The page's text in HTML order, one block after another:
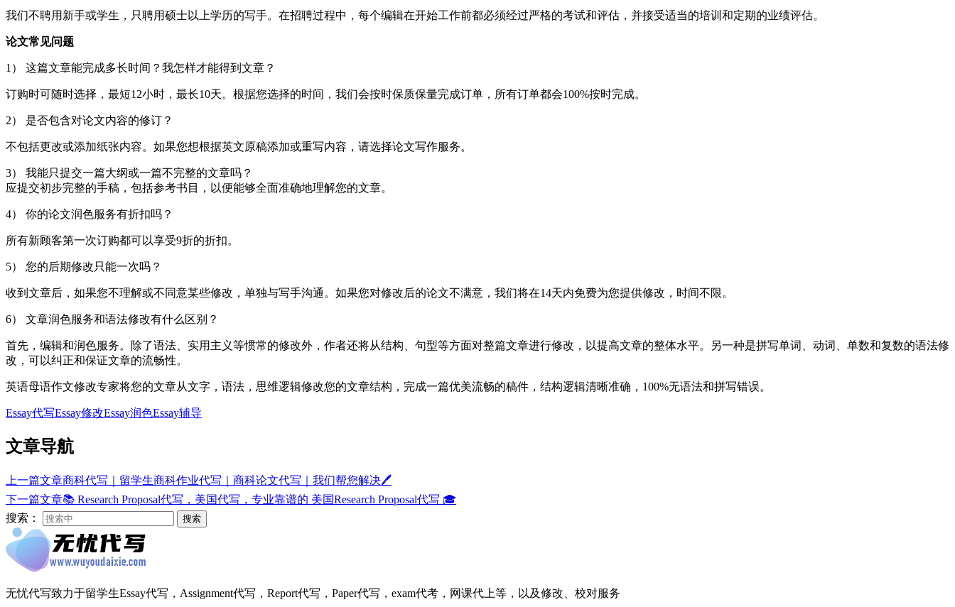
我们不聘用新手或学生，只聘用硕士以上学历的写手。在招聘过程中，每个编辑在开始工作前都必须经过严格的考试和评估，并接受适当的培训和定期的业绩评估。
论文常见问题
1） 这篇文章能完成多长时间？我怎样才能得到文章？
订购时可随时选择，最短12小时，最长10天。根据您选择的时间，我们会按时保质保量完成订单，所有订单都会100%按时完成。
2） 是否包含对论文内容的修订？
不包括更改或添加纸张内容。如果您想根据英文原稿添加或重写内容，请选择论文写作服务。
3） 我能只提交一篇大纲或一篇不完整的文章吗？
应提交初步完整的手稿，包括参考书目，以便能够全面准确地理解您的文章。
4） 你的论文润色服务有折扣吗？
所有新顾客第一次订购都可以享受9折的折扣。
5） 您的后期修改只能一次吗？
收到文章后，如果您不理解或不同意某些修改，单独与写手沟通。如果您对修改后的论文不满意，我们将在14天内免费为您提供修改，时间不限。
6） 文章润色服务和语法修改有什么区别？
首先，编辑和润色服务。除了语法、实用主义等惯常的修改外，作者还将从结构、句型等方面对整篇文章进行修改，以提高文章的整体水平。另一种是拼写单词、动词、单数和复数的语法修
改，可以纠正和保证文章的流畅性。
英语母语作文修改专家将您的文章从文字，语法，思维逻辑修改您的文章结构，完成一篇优美流畅的稿件，结构逻辑清晰准确，100%无语法和拼写错误。
Essay代写Essay修改Essay润色Essay辅导
文章导航
上一篇文章商科代写｜留学生商科作业代写｜商科论文代写｜我们帮您解决🖊️
下一篇文章📚 Research Proposal代写，美国代写，专业靠谱的 美国Research Proposal代写 🎓
搜索：
搜索
无忧代写致力于留学生Essay代写，Assignment代写，Report代写，Paper代写，exam代考，网课代上等，以及修改、校对服务